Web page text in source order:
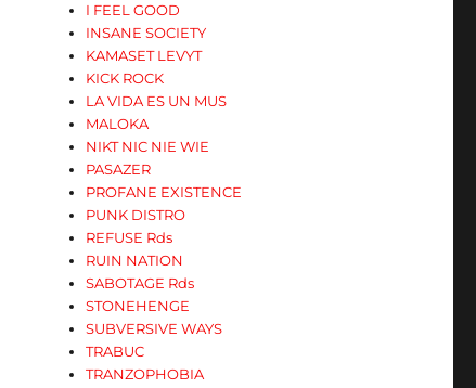
I FEEL GOOD
INSANE SOCIETY
KAMASET LEVYT
KICK ROCK
LA VIDA ES UN MUS
MALOKA
NIKT NIC NIE WIE
PASAZER
PROFANE EXISTENCE
PUNK DISTRO
REFUSE Rds
RUIN NATION
SABOTAGE Rds
STONEHENGE
SUBVERSIVE WAYS
TRABUC
TRANZOPHOBIA